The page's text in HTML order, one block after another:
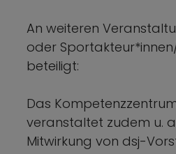
An weiteren
oder
beteiligt:
Das
veranstaltet zudem u.
Mitwirkung von dsj-